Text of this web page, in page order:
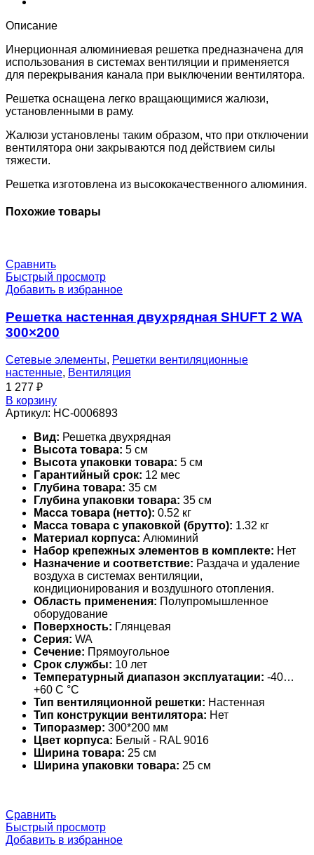
Описание
Инерционная алюминиевая решетка предназначена для
использования в системах вентиляции и применяется
для перекрывания канала при выключении вентилятора.
Решетка оснащена легко вращающимися жалюзи,
установленными в раму.
Жалюзи установлены таким образом, что при отключении
вентилятора они закрываются под действием силы
тяжести.
Решетка изготовлена из высококачественного алюминия.
Похожие товары
Сравнить
Быстрый просмотр
Добавить в избранное
Решетка настенная двухрядная SHUFT 2 WA
300×200
Сетевые элементы, Решетки вентиляционные
настенные, Вентиляция
1 277 ₽
В корзину
Артикул: НС-0006893
Вид: Решетка двухрядная
Высота товара: 5 см
Высота упаковки товара: 5 см
Гарантийный срок: 12 мес
Глубина товара: 35 см
Глубина упаковки товара: 35 см
Масса товара (нетто): 0.52 кг
Масса товара с упаковкой (брутто): 1.32 кг
Материал корпуса: Алюминий
Набор крепежных элементов в комплекте: Нет
Назначение и соответствие: Раздача и удаление
воздуха в системах вентиляции,
кондиционирования и воздушного отопления.
Область применения: Полупромышленное
оборудование
Поверхность: Глянцевая
Серия: WA
Сечение: Прямоугольное
Срок службы: 10 лет
Температурный диапазон эксплуатации: -40…
+60 С °С
Тип вентиляционной решетки: Настенная
Тип конструкции вентилятора: Нет
Типоразмер: 300*200 мм
Цвет корпуса: Белый - RAL 9016
Ширина товара: 25 см
Ширина упаковки товара: 25 см
Сравнить
Быстрый просмотр
Добавить в избранное